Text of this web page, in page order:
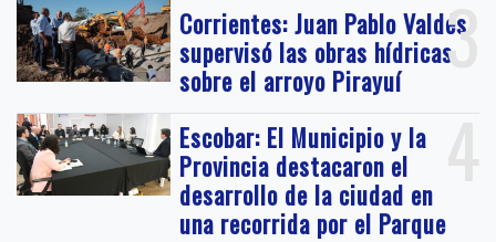
3
Corrientes: Juan Pablo Valdés
supervisó las obras hídricas
sobre el arroyo Pirayuí
4
Escobar: El Municipio y la
Provincia destacaron el
desarrollo de la ciudad en
una recorrida por el Parque